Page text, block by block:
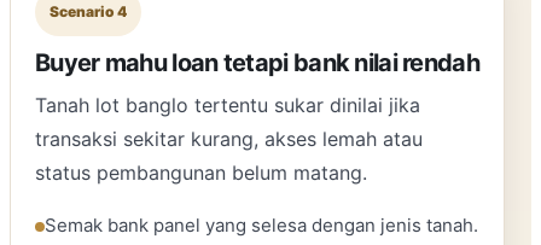
Scenario 4
Buyer mahu loan tetapi bank nilai rendah
Tanah lot banglo tertentu sukar dinilai jika
transaksi sekitar kurang, akses lemah atau
status pembangunan belum matang.
Semak bank panel yang selesa dengan jenis tanah.